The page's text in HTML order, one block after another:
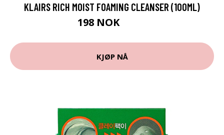
KLAIRS RICH MOIST FOAMING CLEANSER (100ML)
198 NOK
KJØP NÅ